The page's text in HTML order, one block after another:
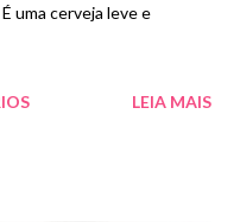
uma cerveja leve e
LEIA MAIS